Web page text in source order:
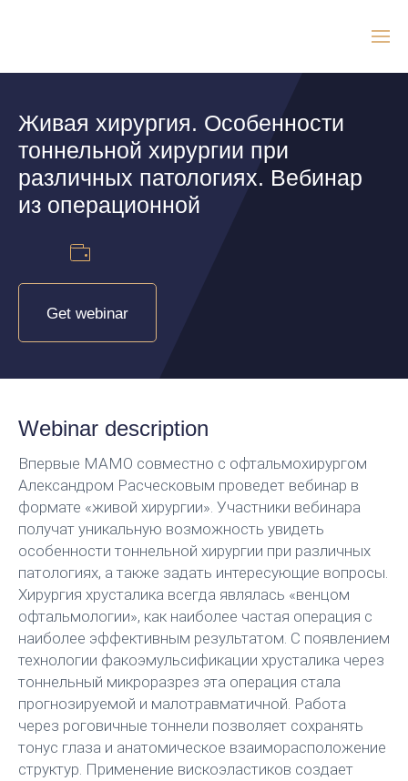
Живая хирургия. Особенности
тоннельной хирургии при
различных патологиях. Вебинар
из операционной
Get webinar
Webinar description
Впервые МАМО совместно с офтальмохирургом
Александром Расческовым проведет вебинар в
формате «живой хирургии». Участники вебинара
получат уникальную возможность увидеть
особенности тоннельной хирургии при различных
патологиях, а также задать интересующие вопросы.
Хирургия хрусталика всегда являлась «венцом
офтальмологии», как наиболее частая операция с
наиболее эффективным результатом. С появлением
технологии факоэмульсификации хрусталика через
тоннельный микроразрез эта операция стала
прогнозируемой и малотравматичной. Работа
через роговичные тоннели позволяет сохранять
тонус глаза и анатомическое взаиморасположение
структур. Применение вискоэластиков создает